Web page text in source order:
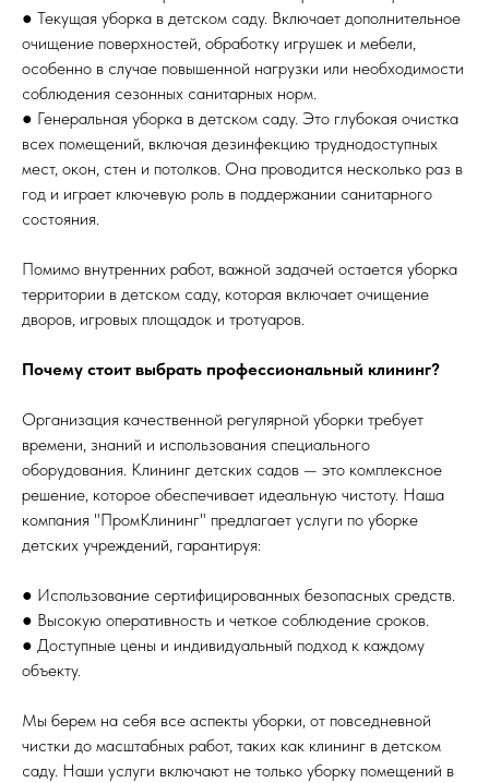
● Текущая уборка в детском саду. Включает дополнительное
очищение поверхностей, обработку игрушек и мебели,
особенно в случае повышенной нагрузки или необходимости
соблюдения сезонных санитарных норм.
● Генеральная уборка в детском саду. Это глубокая очистка
всех помещений, включая дезинфекцию труднодоступных
мест, окон, стен и потолков. Она проводится несколько раз в
год и играет ключевую роль в поддержании санитарного
состояния.
Помимо внутренних работ, важной задачей остается уборка
территории в детском саду, которая включает очищение
дворов, игровых площадок и тротуаров.
Почему стоит выбрать профессиональный клининг?
Организация качественной регулярной уборки требует
времени, знаний и использования специального
оборудования. Клининг детских садов — это комплексное
решение, которое обеспечивает идеальную чистоту. Наша
компания "ПромКлининг" предлагает услуги по уборке
детских учреждений, гарантируя:
● Использование сертифицированных безопасных средств.
● Высокую оперативность и четкое соблюдение сроков.
● Доступные цены и индивидуальный подход к каждому
объекту.
Мы берем на себя все аспекты уборки, от повседневной
чистки до масштабных работ, таких как клининг в детском
саду. Наши услуги включают не только уборку помещений в